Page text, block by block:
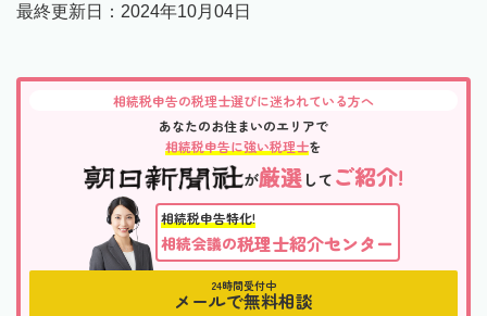
最終更新日： 2024年10月04日
相続税申告の税理士選びに迷われている方へ
あなたのお住まいのエリアで
相続税申告に強い税理士を
が厳選して ご紹介!
相続税申告特化!
相続会議の税理士紹介センター
24時間受付中
メールで無料相談